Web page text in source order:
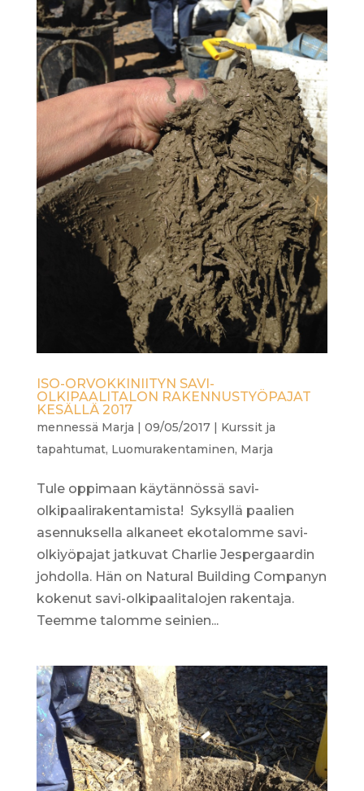
ISO-ORVOKKINIITYN SAVI-
OLKIPAALITALON RAKENNUSTYÖPAJAT
KESÄLLÄ 2017
mennessä Marja 09/05/2017| Kurssit ja
tapahtumat, Luomurakentaminen, Marja
Tule oppimaan käytännössä savi-
olkipaalirakentamista! Syksyllä paalien
asennuksella alkaneet ekotalomme savi-
olkiyöpajat jatkuvat Charlie Jespergaardin
johdolla. Hän on Natural Building Companyn
kokenut savi-olkipaalitalojen rakentaja.
Teemme talomme seinien...